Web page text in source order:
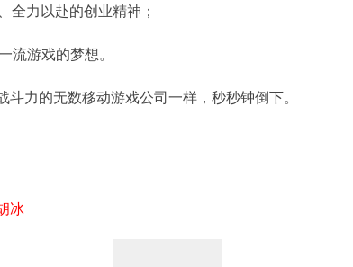
全力以赴的创业精神；
流游戏的梦想。
斗力的无数移动游戏公司一样，秒秒钟倒下。
冰